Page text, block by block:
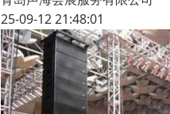
25-09-12 21:48:01